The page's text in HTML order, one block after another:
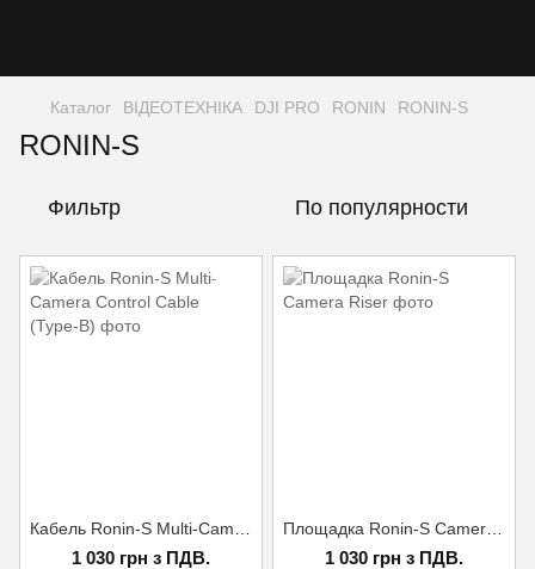
Каталог ВІДЕОТЕХНІКА DJI PRO RONIN RONIN-S
RONIN-S
Фильтр По популярности
1 030 грн з ПДВ. 1 030 грн з ПДВ.